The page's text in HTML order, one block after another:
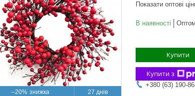
–20% 27 днів
Показати оптові
В наявності
Купити
Купити з
+380 (63) 190-